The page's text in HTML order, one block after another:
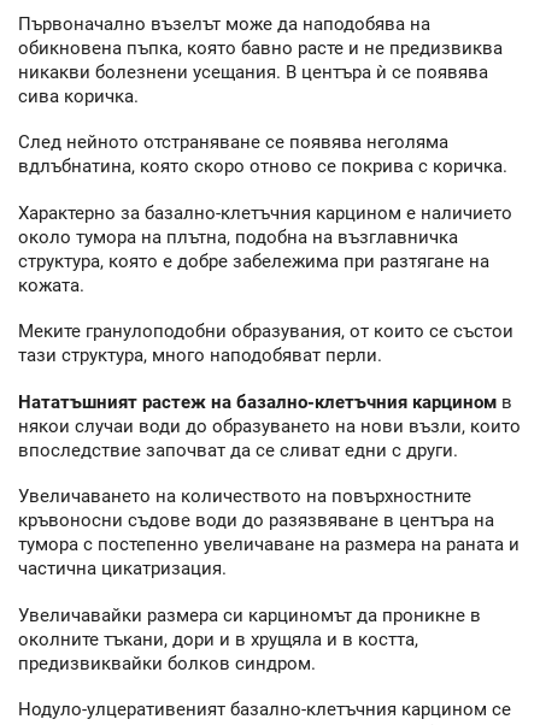
Първоначално възелът може да наподобява на
обикновена пъпка, която бавно расте и не предизвиква
никакви болезнени усещания. В центъра ѝ се появява
сива коричка.
След нейното отстраняване се появява неголяма
вдлъбнатина, която скоро отново се покрива с коричка.
Характерно за базално-клетъчния карцином е наличието
около тумора на плътна, подобна на възглавничка
структура, която е добре забележима при разтягане на
кожата.
Меките гранулоподобни образувания, от които се състои
тази структура, много наподобяват перли.
Нататъшният растеж на базално-клетъчния карцином в
някои случаи води до образуването на нови възли, които
впоследствие започват да се сливат едни с други.
Увеличаването на количеството на повърхностните
кръвоносни съдове води до разязвяване в центъра на
тумора с постепенно увеличаване на размера на раната и
частична цикатризация.
Увеличавайки размера си карциномът да проникне в
околните тъкани, дори и в хрущяла и в костта,
предизвиквайки болков синдром.
Нодуло-улцеративеният базално-клетъчния карцином се